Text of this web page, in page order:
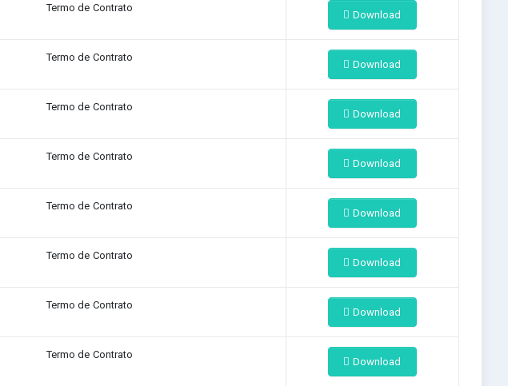
Termo de Contrato
Download
Termo de Contrato
Download
Termo de Contrato
Download
Termo de Contrato
Download
Termo de Contrato
Download
Termo de Contrato
Download
Termo de Contrato
Download
Termo de Contrato
Download